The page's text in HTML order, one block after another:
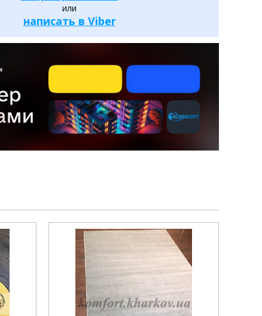
или
написать в Viber